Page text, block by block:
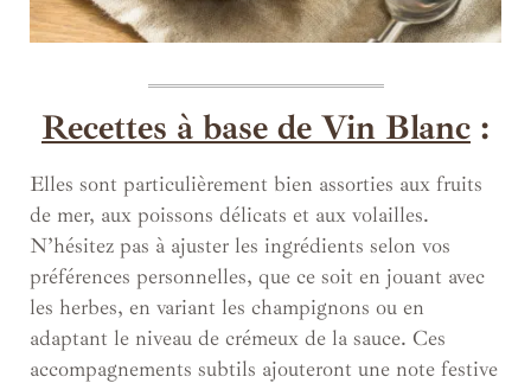
Recettes à base de Vin Blanc :
Elles sont particulièrement bien assorties aux fruits
de mer, aux poissons délicats et aux volailles.
N’hésitez pas à ajuster les ingrédients selon vos
préférences personnelles, que ce soit en jouant avec
les herbes, en variant les champignons ou en
adaptant le niveau de crémeux de la sauce. Ces
accompagnements subtils ajouteront une note festive